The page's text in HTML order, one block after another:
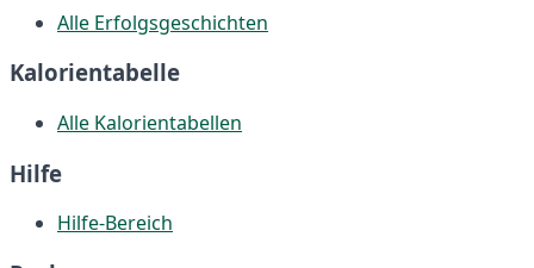
Alle Erfolgsgeschichten
Kalorientabelle
Alle Kalorientabellen
Hilfe
Hilfe-Bereich